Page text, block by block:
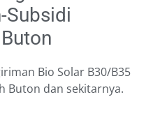
Subsidi
Bio Solar B30/B35
Buton dan sekitarnya.